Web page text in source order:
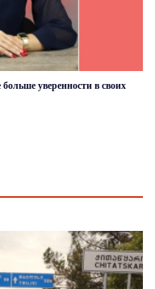
уверенности в своих